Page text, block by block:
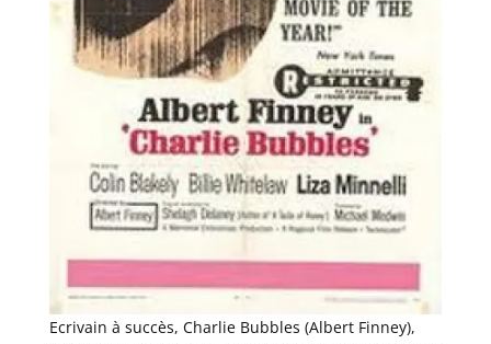
Ecrivain à succès, Charlie Bubbles (Albert Finney),